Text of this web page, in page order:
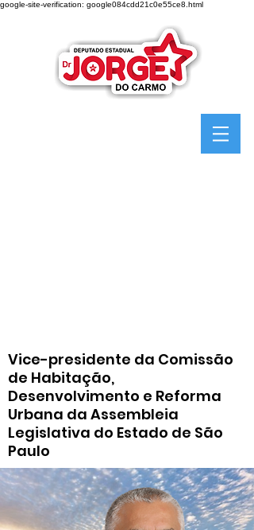
google-site-verification: google084cdd21c0e55ce8.html
Vice-presidente da Comissão
de Habitação,
Desenvolvimento e Reforma
Urbana da Assembleia
Legislativa do Estado de São
Paulo